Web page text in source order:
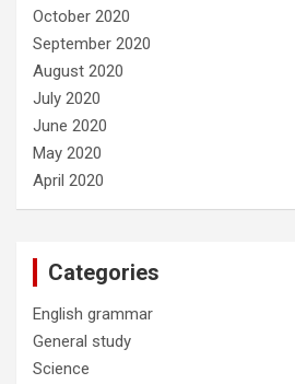
October 2020
September 2020
August 2020
July 2020
June 2020
May 2020
April 2020
Categories
English grammar
General study
Science